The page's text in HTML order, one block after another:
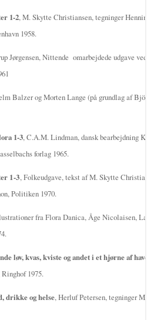
1-2, M. Skytte Christiansen, tegninger Henning
1958.
Jørgensen, Nittende omarbejdede udgave ved
Balzer og Morten Lange (på grundlag af Björn
1-3, C.A.M. Lindman, dansk bearbejdning Kai
forlag 1965.
1-3, Folkeudgave, tekst af M. Skytte
Politiken 1970.
fra Flora Danica, Åge Nicolaisen,
løv, kvas, kviste og andet i et hjørne af haven
1975.
drikke og helse, Herluf Petersen, tegninger Mie